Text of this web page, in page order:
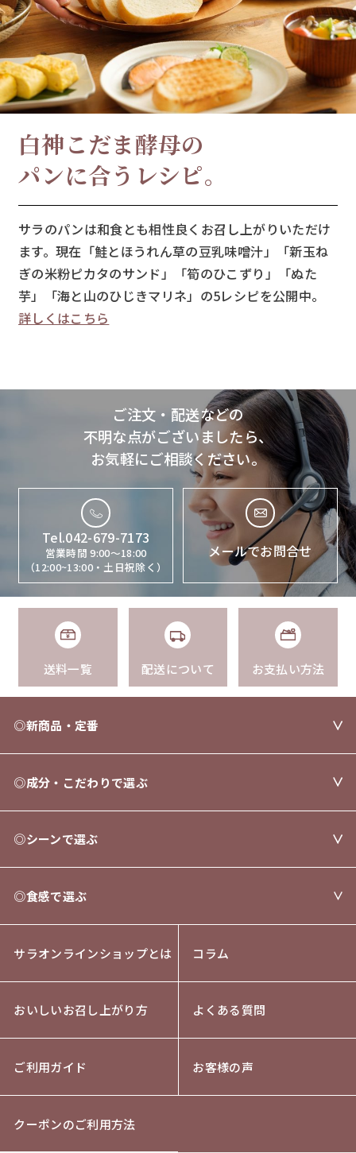
白神こだま酵母の
パンに合うレシピ。
サラのパンは和食とも相性良くお召し上がりいただけ
ます。現在「鮭とほうれん草の豆乳味噌汁」「新玉ね
ぎの米粉ピカタのサンド」「筍のひこずり」「ぬた
芋」「海と山のひじきマリネ」の5レシピを公開中。
詳しくはこちら
ご注文・配送などの
不明な点がございましたら、
お気軽にご相談ください。
Tel.042-679-7173
営業時間 9:00〜18:00
（12:00~13:00・土日祝除く）
メールでお問合せ
送料一覧 配送について お支払い方法
◎新商品・定番
◎成分・こだわりで選ぶ
◎シーンで選ぶ
◎食感で選ぶ
サラオンラインショップとは
おいしいお召し上がり方
ご利用ガイド
クーポンのご利用方法
コラム
よくある質問
お客様の声